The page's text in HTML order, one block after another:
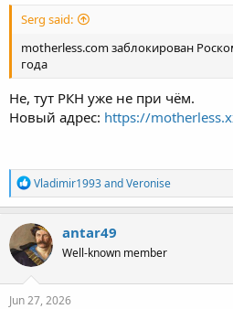
Serg said:
motherless.com заблокирован
года
Не, тут РКН уже не при чём.
Новый адрес: https://
R
e
a
c
t
i
o
n
s
Vladimir1993andVeronise
antar49
Well-known member
Jun 27, 2026